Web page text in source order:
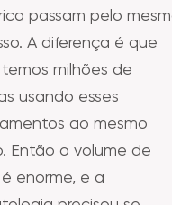
passam pelo
A diferença é que
milhões de
usando esses
ao mesmo
Então o volume de
enorme, e a